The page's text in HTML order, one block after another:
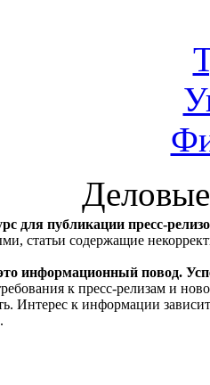
для публикации пресс-
статьи содержащие
информационный повод.
к пресс-релизам и
Интерес к информации